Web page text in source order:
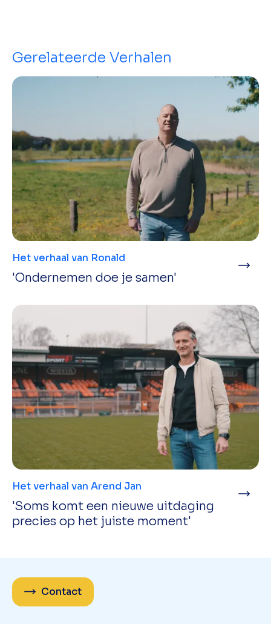
Gerelateerde Verhalen
Het verhaal van Ronald
'Ondernemen doe je samen'
Het verhaal van Arend Jan
'Soms komt een nieuwe uitdaging
precies op het juiste moment'
Contact